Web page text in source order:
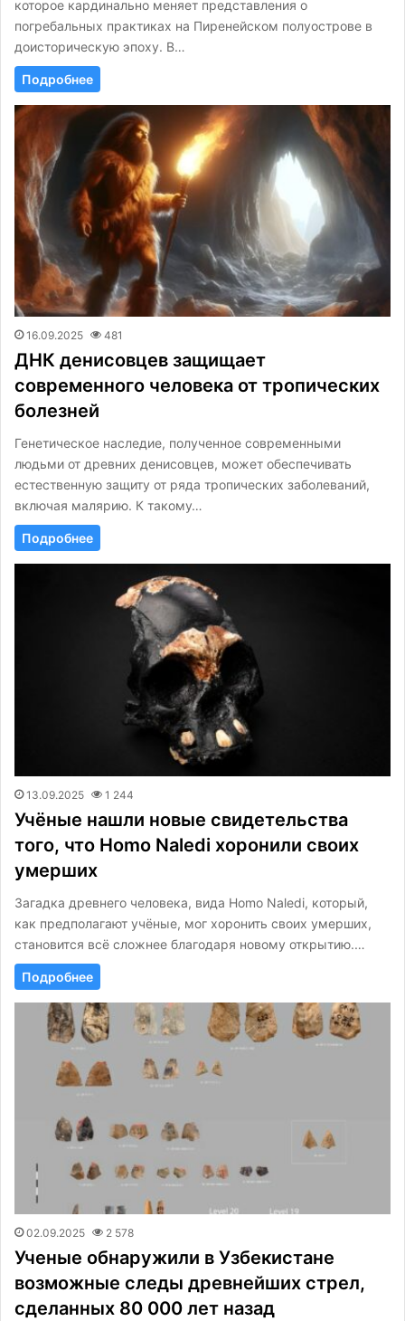
которое кардинально меняет представления о
погребальных практиках на Пиренейском полуострове в
доисторическую эпоху. В…
Подробнее
16.09.2025 481
ДНК денисовцев защищает
современного человека от тропических
болезней
Генетическое наследие, полученное современными
людьми от древних денисовцев, может обеспечивать
естественную защиту от ряда тропических заболеваний,
включая малярию. К такому…
Подробнее
13.09.2025 1 244
Учёные нашли новые свидетельства
того, что Homo Naledi хоронили своих
умерших
Загадка древнего человека, вида Homo Naledi, который,
как предполагают учёные, мог хоронить своих умерших,
становится всё сложнее благодаря новому открытию.…
Подробнее
02.09.2025 2 578
Ученые обнаружили в Узбекистане
возможные следы древнейших стрел,
сделанных 80 000 лет назад